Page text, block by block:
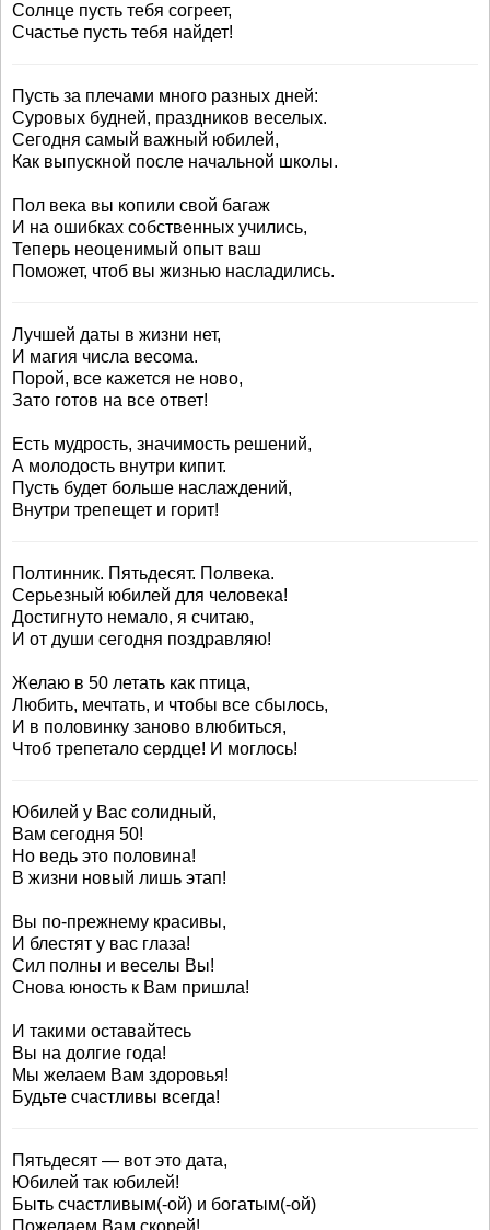
Солнце пусть тебя согреет,
Счастье пусть тебя найдет!
Пусть за плечами много разных дней:
Суровых будней, праздников веселых.
Сегодня самый важный юбилей,
Как выпускной после начальной школы.
Пол века вы копили свой багаж
И на ошибках собственных учились,
Теперь неоценимый опыт ваш
Поможет, чтоб вы жизнью насладились.
Лучшей даты в жизни нет,
И магия числа весома.
Порой, все кажется не ново,
Зато готов на все ответ!
Есть мудрость, значимость решений,
А молодость внутри кипит.
Пусть будет больше наслаждений,
Внутри трепещет и горит!
Полтинник. Пятьдесят. Полвека.
Серьезный юбилей для человека!
Достигнуто немало, я считаю,
И от души сегодня поздравляю!
Желаю в 50 летать как птица,
Любить, мечтать, и чтобы все сбылось,
И в половинку заново влюбиться,
Чтоб трепетало сердце! И моглось!
Юбилей у Вас солидный,
Вам сегодня 50!
Но ведь это половина!
В жизни новый лишь этап!
Вы по-прежнему красивы,
И блестят у вас глаза!
Сил полны и веселы Вы!
Снова юность к Вам пришла!
И такими оставайтесь
Вы на долгие года!
Мы желаем Вам здоровья!
Будьте счастливы всегда!
Пятьдесят — вот это дата,
Юбилей так юбилей!
Быть счастливым(-ой) и богатым(-ой)
Пожелаем Вам скорей!